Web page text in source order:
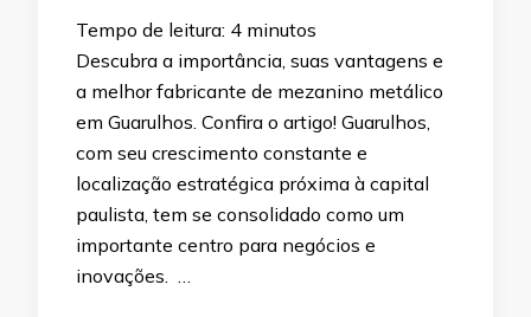
Tempo de leitura: 4 minutos
Descubra a importância, suas vantagens e
a melhor fabricante de mezanino metálico
em Guarulhos. Confira o artigo! Guarulhos,
com seu crescimento constante e
localização estratégica próxima à capital
paulista, tem se consolidado como um
importante centro para negócios e
inovações. …